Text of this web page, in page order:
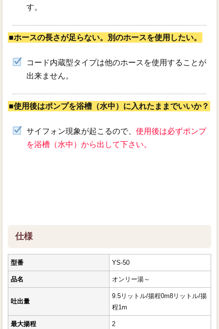
す。
■ホースの長さが足らない。別のホースを使用したい。
コード内蔵型タイプは他のホースを使用することが
出来ません。
■使用後はポンプを浴槽（水中）に入れたままでいいか？
サイフォン現象が起こるので、 使用後は必ずポンプ
を浴槽（水中）から出して下さい。
仕様
型番 YS-50
品名 オンリー湯～
吐出量
9.5リットル/揚程0m8リットル/揚
程1m
最大揚程 2